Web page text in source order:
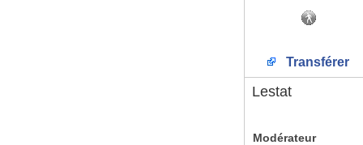
Transférer
Lestat
Modérateur